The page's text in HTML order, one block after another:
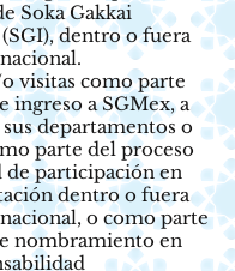
Soka Gakkai
dentro o fuera
visitas como parte
ingreso a SGMex, a
departamentos o
parte del proceso
de participación en
dentro o fuera
o como parte
nombramiento en